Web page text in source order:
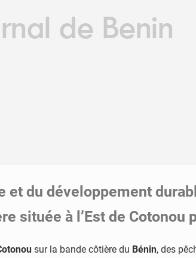
du développement
située à l’Est de Cotonou
sur la bande côtière du Bénin, des